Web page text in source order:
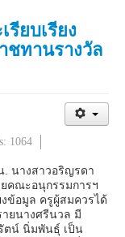
ยบเรียง
ชทานรางวัล
1064
. นางสาวอริญรดา
คณะอนุกรรมการฯ
ข้อมูล ครูผู้สมควรได้
ายนางศรีนวล มี
ตน์ นิ่มพันธุ์ เป็น